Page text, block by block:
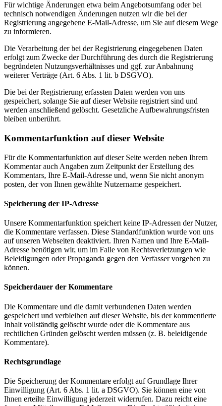
Für wichtige Änderungen etwa beim Angebotsumfang oder bei
technisch notwendigen Änderungen nutzen wir die bei der
Registrierung angegebene E-Mail-Adresse, um Sie auf diesem Wege
zu informieren.
Die Verarbeitung der bei der Registrierung eingegebenen Daten
erfolgt zum Zwecke der Durchführung des durch die Registrierung
begründeten Nutzungsverhältnisses und ggf. zur Anbahnung
weiterer Verträge (Art. 6 Abs. 1 lit. b DSGVO).
Die bei der Registrierung erfassten Daten werden von uns
gespeichert, solange Sie auf dieser Website registriert sind und
werden anschließend gelöscht. Gesetzliche Aufbewahrungsfristen
bleiben unberührt.
Kommentar­funktion auf dieser Website
Für die Kommentarfunktion auf dieser Seite werden neben Ihrem
Kommentar auch Angaben zum Zeitpunkt der Erstellung des
Kommentars, Ihre E-Mail-Adresse und, wenn Sie nicht anonym
posten, der von Ihnen gewählte Nutzername gespeichert.
Speicherung der IP-Adresse
Unsere Kommentarfunktion speichert keine IP-Adressen der Nutzer,
die Kommentare verfassen. Diese Standardfunktion wurde von uns
auf unseren Webseiten deaktiviert. Ihren Namen und Ihre E-Mail-
Adresse benötigen wir, um im Falle von Rechtsverletzungen wie
Beleidigungen oder Propaganda gegen den Verfasser vorgehen zu
können.
Speicherdauer der Kommentare
Die Kommentare und die damit verbundenen Daten werden
gespeichert und verbleiben auf dieser Website, bis der kommentierte
Inhalt vollständig gelöscht wurde oder die Kommentare aus
rechtlichen Gründen gelöscht werden müssen (z. B. beleidigende
Kommentare).
Rechtsgrundlage
Die Speicherung der Kommentare erfolgt auf Grundlage Ihrer
Einwilligung (Art. 6 Abs. 1 lit. a DSGVO). Sie können eine von
Ihnen erteilte Einwilligung jederzeit widerrufen. Dazu reicht eine